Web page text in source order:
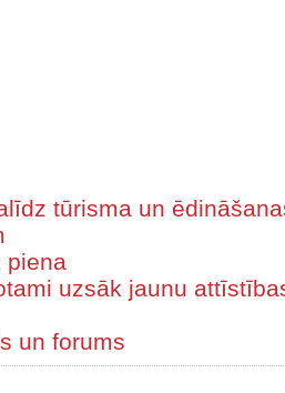
tūrisma un
piena
uzsāk jaunu
un forums